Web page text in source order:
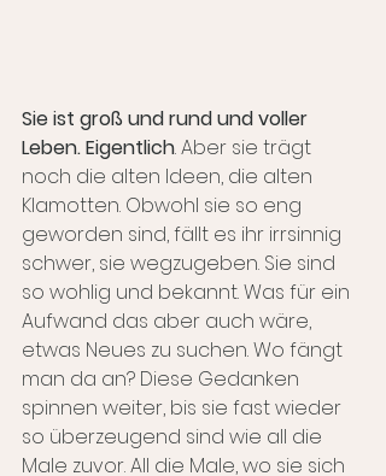
Sie ist groß und rund und voller
Leben. Eigentlich. Aber sie trägt
noch die alten Ideen, die alten
Klamotten. Obwohl sie so eng
geworden sind, fällt es ihr irrsinnig
schwer, sie wegzugeben. Sie sind
so wohlig und bekannt. Was für ein
Aufwand das aber auch wäre,
etwas Neues zu suchen. Wo fängt
man da an? Diese Gedanken
spinnen weiter, bis sie fast wieder
so überzeugend sind wie all die
Male zuvor. All die Male, wo sie sich